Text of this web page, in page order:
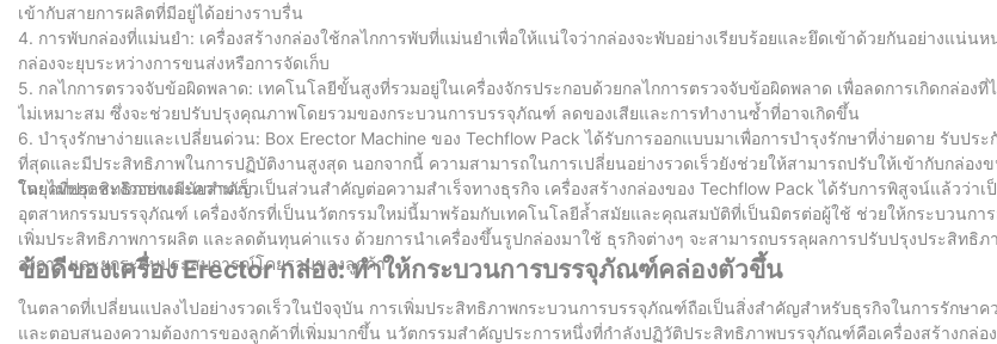
เข้ากับสายการผลิตที่มีอยู่ได้อย่างราบรื่น
4. การพับกล่องที่แม่นยำ: เครื่องสร้างกล่องใช้กลไกการพับที่แม่นยำเพื่อให้แน่ใจว่ากล่องจะพับอย่างเรียบร้อยและยึดเข้าด้วยกันอย่างแน่น
กล่องจะยุบระหว่างการขนส่งหรือการจัดเก็บ
5. กลไกการตรวจจับข้อผิดพลาด: เทคโนโลยีขั้นสูงที่รวมอยู่ในเครื่องจักรประกอบด้วยกลไกการตรวจจับข้อผิดพลาด เพื่อลดการเกิดกล่อง
ไม่เหมาะสม ซึ่งจะช่วยปรับปรุงคุณภาพโดยรวมของกระบวนการบรรจุภัณฑ์ ลดของเสียและการทำงานซ้ำที่อาจเกิดขึ้น
6. บำรุงรักษาง่ายและเปลี่ยนด่วน: Box Erector Machine ของ Techflow Pack ได้รับการออกแบบมาเพื่อการบำรุงรักษาที่ง่ายดาย รับปร
ที่สุดและมีประสิทธิภาพในการปฏิบัติงานสูงสุด นอกจากนี้ ความสามารถในการเปลี่ยนอย่างรวดเร็วยังช่วยให้สามารถปรับให้เข้ากับกล่องข
โดยไม่หยุดชะงักอย่างมีนัยสำคัญ
ในยุคที่ประสิทธิภาพและความเร็วเป็นส่วนสำคัญต่อความสำเร็จทางธุรกิจ เครื่องสร้างกล่องของ Techflow Pack ได้รับการพิสูจน์แล้วว่าเ
อุตสาหกรรมบรรจุภัณฑ์ เครื่องจักรที่เป็นนวัตกรรมใหม่นี้มาพร้อมกับเทคโนโลยีล้ำสมัยและคุณสมบัติที่เป็นมิตรต่อผู้ใช้ ช่วยให้กระบวนการ
เพิ่มประสิทธิภาพการผลิต และลดต้นทุนค่าแรง ด้วยการนำเครื่องขึ้นรูปกล่องมาใช้ ธุรกิจต่างๆ จะสามารถบรรลุผลการปรับปรุงประสิท
วงการ และยกระดับประสบการณ์โดยรวมของลูกค้า
ข้อดีของเครื่อง Erector กล่อง: ทำให้กระบวนการบรรจุภัณฑ์คล่องตัวขึ้น
ในตลาดที่เปลี่ยนแปลงไปอย่างรวดเร็วในปัจจุบัน การเพิ่มประสิทธิภาพกระบวนการบรรจุภัณฑ์ถือเป็นสิ่งสำคัญสำหรับธุรกิจในการรักษา
และตอบสนองความต้องการของลูกค้าที่เพิ่มมากขึ้น นวัตกรรมสำคัญประการหนึ่งที่กำลังปฏิวัติประสิทธิภาพบรรจุภัณฑ์คือเครื่องสร้างกล่อ